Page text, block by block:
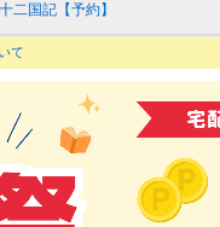
十二国記【予約】
て